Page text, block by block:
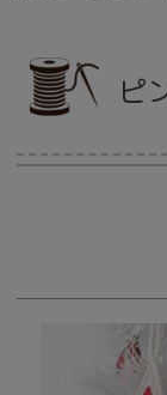
送料とお支払い
ピ